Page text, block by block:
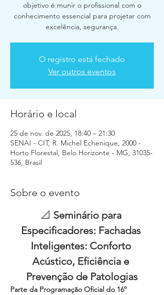
objetivo é munir o profissional com o
conhecimento essencial para projetar com
excelência, segurança.
O registro está fechado
Ver outros eventos
Horário e local
25 de nov. de 2025, 18:40 – 21:30
SENAI - CIT, R. Michel Echenique, 2000 -
Horto Florestal, Belo Horizonte - MG, 31035-
536, Brasil
Sobre o evento
📐 Seminário para
Especificadores: Fachadas
Inteligentes: Conforto
Acústico, Eficiência e
Prevenção de Patologias
Parte da Programação Oficial do 16º